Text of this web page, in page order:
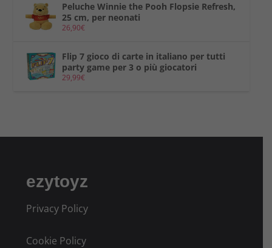
Peluche Winnie the Pooh Flopsie Refresh,
25 cm, per neonati
26,90€
Flip 7 gioco di carte in italiano per tutti
party game per 3 o più giocatori
29,99€
ezytoyz
Privacy Policy
Cookie Policy